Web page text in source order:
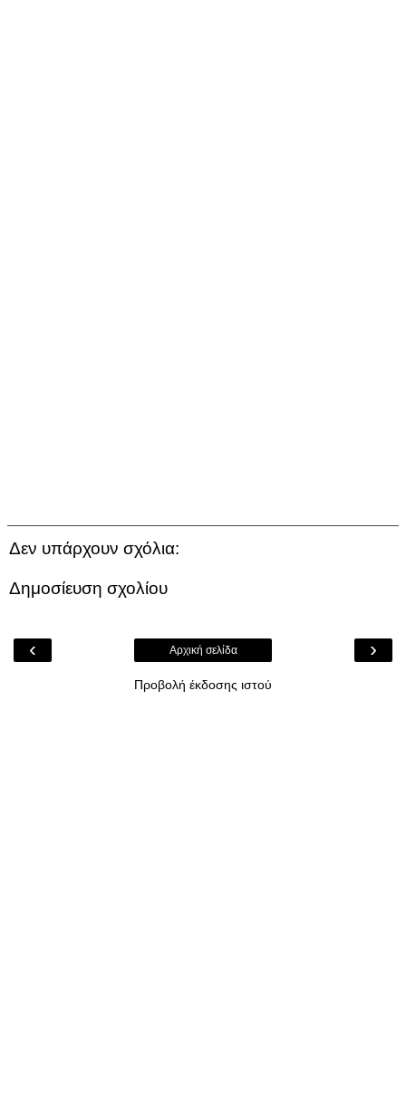
Δεν υπάρχουν σχόλια:
Δημοσίευση σχολίου
‹ ›
Αρχική σελίδα
Προβολή έκδοσης ιστού